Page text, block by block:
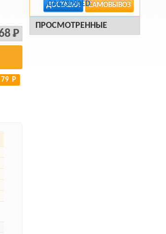
САМОВЫВОЗ
ДОСТАВКА
ПРОСМОТРЕННЫЕ
Р
79 Р